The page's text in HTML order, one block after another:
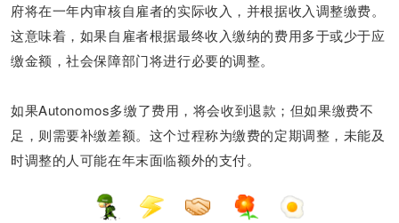
府将在一年内审核自雇者的实际收入，并根据收入调整缴费。
这意味着，如果自雇者根据最终收入缴纳的费用多于或少于应
缴金额，社会保障部门将进行必要的调整。
如果Autonomos多缴了费用，将会收到退款；但如果缴费不
足，则需要补缴差额。 这个过程称为缴费的定期调整，未能及
时调整的人可能在年末面临额外的支付。